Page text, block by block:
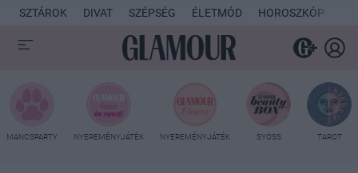
SZTÁROK DIVAT SZÉPSÉG ÉLETMÓD HOROSZKÓP
MANCSPARTY NYEREMÉNYJÁTÉK NYEREMÉNYJÁTÉK SYOSS TAROT